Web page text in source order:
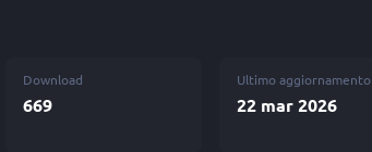
Download
669
Ultimo aggiornamento
22 mar 2026